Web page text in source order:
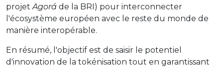
projetAgorá de la BRI) pour interconnecter
l'écosystème européen avec le reste du monde de
manière interopérable.
En résumé, l'objectif est de saisir le potentiel
d'innovation de la tokénisation tout en garantissant